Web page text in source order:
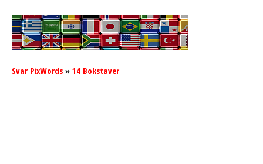
Svar PixWords » 14 Bokstaver